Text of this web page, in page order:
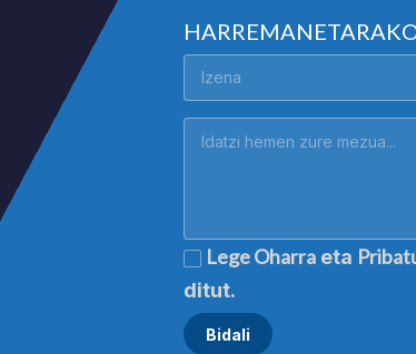
Lege Oharra eta
ditut.